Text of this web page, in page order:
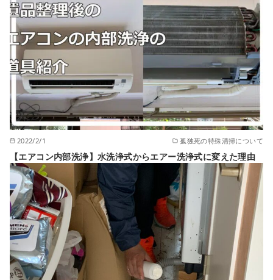
2022/2/1 孤独死の特殊清掃について
【エアコン内部洗浄】水洗浄式からエアー洗浄式に変えた理由